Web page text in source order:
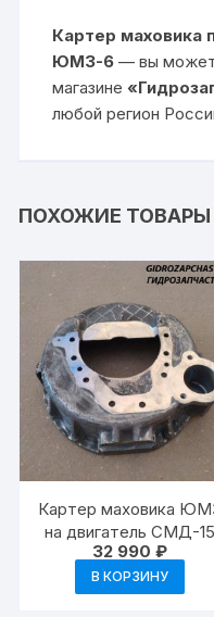
Картер маховика
ЮМЗ-6— вы
магазине
любой регион
ПОХОЖИЕ ТОВАРЫ
Картер маховика
на двигатель СМД-15
32 990 ₽
В КОРЗИНУ